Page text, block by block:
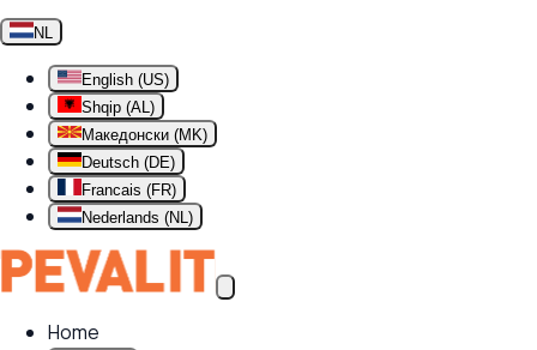
NL
English (US)
Shqip (AL)
Македонски (MK)
Deutsch (DE)
Francais (FR)
Nederlands (NL)
Home